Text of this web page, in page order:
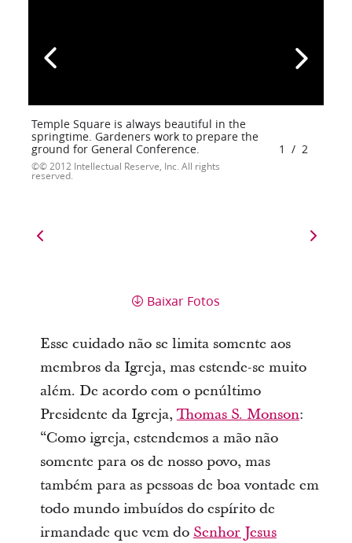
Temple Square is always beautiful in the
springtime. Gardeners work to prepare the
ground for General Conference.
© 2012 Intellectual Reserve, Inc. All rights
reserved.
1 / 2
Baixar Fotos
Esse cuidado não se limita somente aos
membros da Igreja, mas estende-se muito
além. De acordo com o penúltimo
Presidente da Igreja, Thomas S. Monson:
“Como igreja, estendemos a mão não
somente para os de nosso povo, mas
também para as pessoas de boa vontade em
todo mundo imbuídos do espírito de
irmandade que vem do Senhor Jesus